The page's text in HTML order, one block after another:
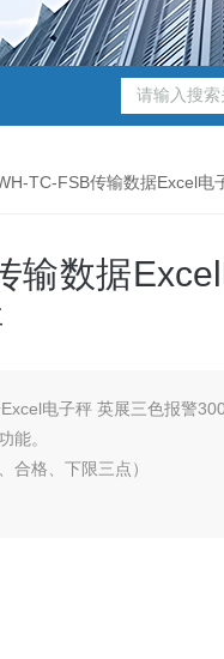
TC-FSB传输数据Excel电
输数据
电子秤 英展三色报警
能。
合格、下限三点）